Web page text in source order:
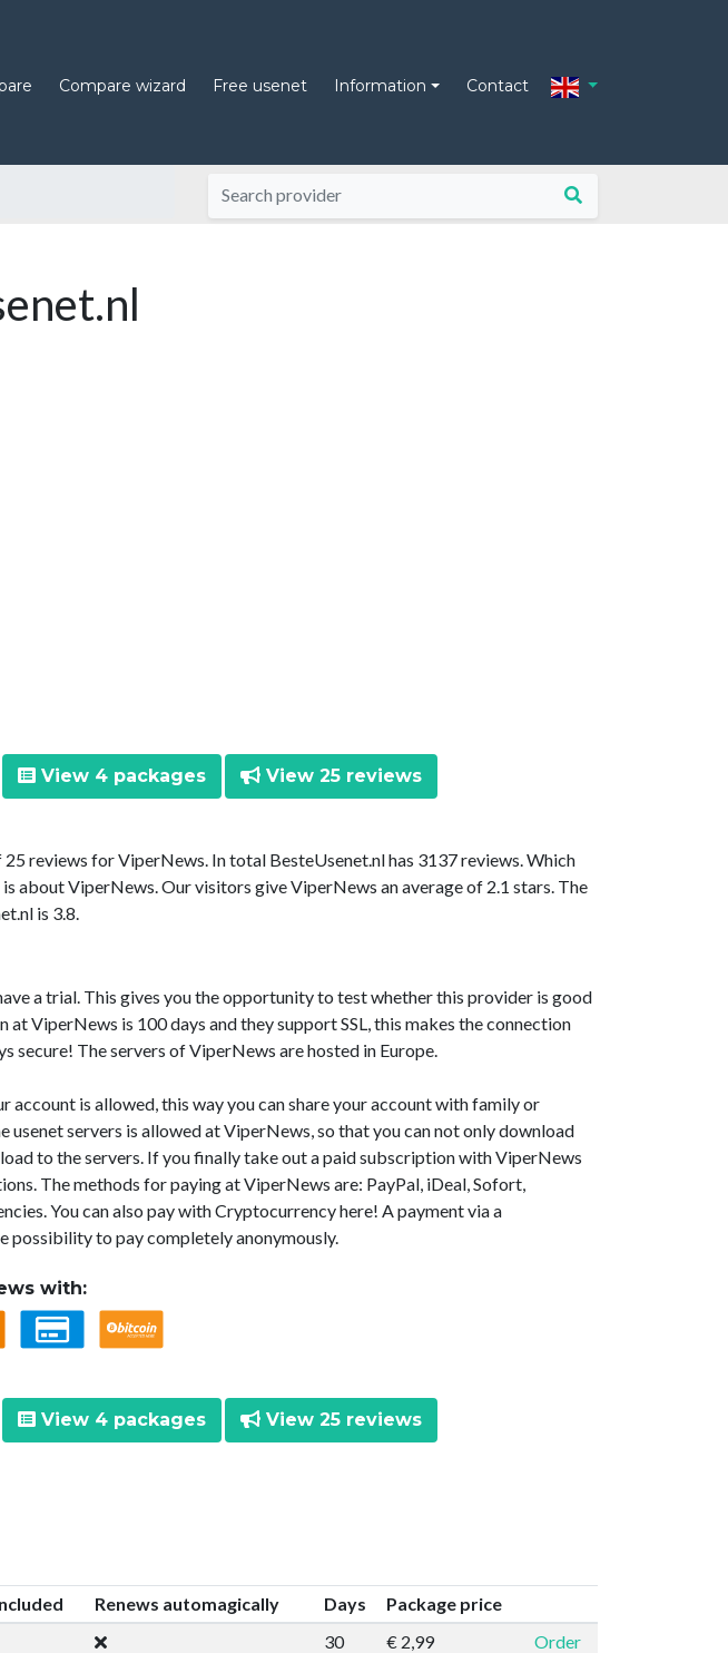
Compare wizard Free usenet Information Contact
View 4 packages View 25 reviews
reviews for ViperNews. In total BesteUsenet.nl has 3137 reviews. Which
about ViperNews. Our visitors give ViperNews an average of 2.1 stars. The
is 3.8.
a trial. This gives you the opportunity to test whether this provider is good
at ViperNews is 100 days and they support SSL, this makes the connection
secure! The servers of ViperNews are hosted in Europe.
account is allowed, this way you can share your account with family or
usenet servers is allowed at ViperNews, so that you can not only download
to the servers. If you finally take out a paid subscription with ViperNews
The methods for paying at ViperNews are: PayPal, iDeal, Sofort,
You can also pay with Cryptocurrency here! A payment via a
possibility to pay completely anonymously.
with:
View 4 packages View 25 reviews
Renews automagically Days
Package price
30 € 2,99
Order